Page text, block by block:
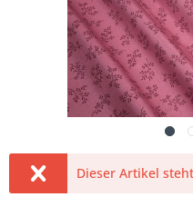
Dieser Artikel